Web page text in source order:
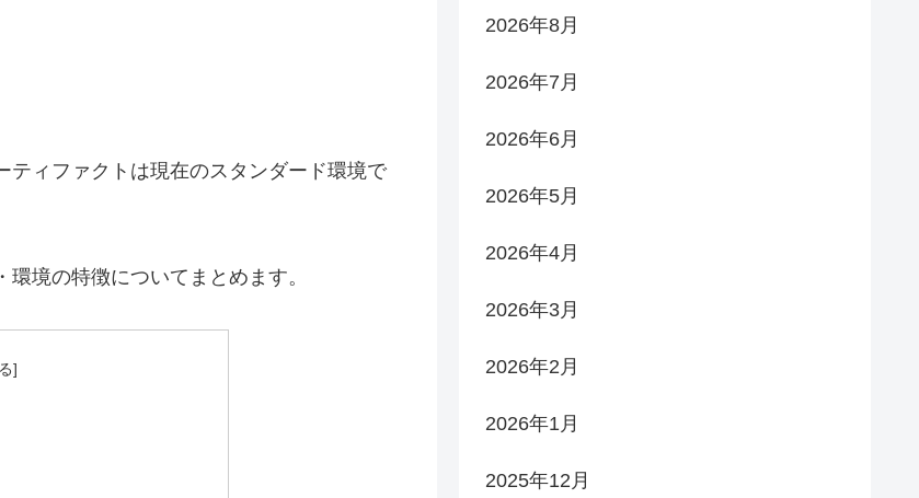
ィファクトは現在のスタンダード環境で
境の特徴についてまとめます。
2026年8月
2026年7月
2026年6月
2026年5月
2026年4月
2026年3月
2026年2月
2026年1月
2025年12月